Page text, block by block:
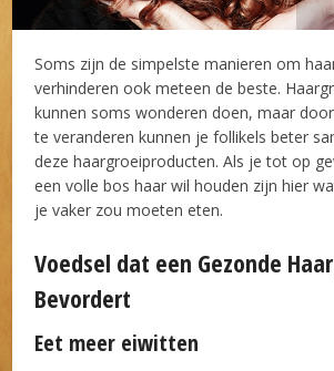
Soms zijn de simpelste manieren om
verhinderen ook meteen de beste.
kunnen soms wonderen doen, maar
te veranderen kunnen je follikels beter
deze haargroeiproducten. Als je tot op
een volle bos haar wil houden zijn hier
je vaker zou moeten eten.
Voedsel dat een Gezonde
Bevordert
Eet meer eiwitten